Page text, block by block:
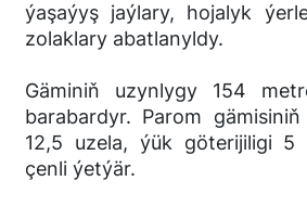
ýaşaýyş jaýlary, hojalyk
zolaklary abatlanyldy.
Gäminiň uzynlygy 154
barabardyr. Parom
12,5 uzela, ýük göterijiligi
çenli ýetýär.